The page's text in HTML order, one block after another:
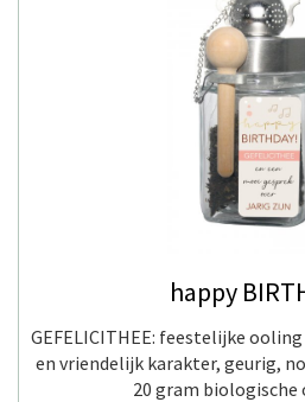
happy
GEFELICITHEE: feestelijke
en vriendelijk karakter, geurig,
20 gram biologische